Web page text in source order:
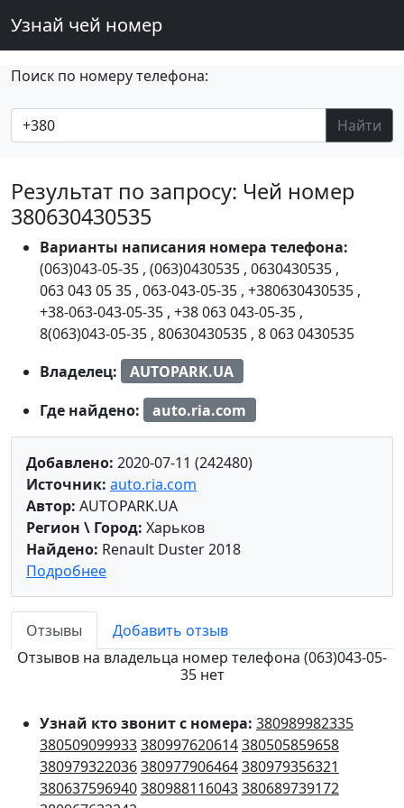
Узнай чей номер
Поиск по номеру телефона:
Найти
Результат по запросу: Чей номер
380630430535
Варианты написания номера телефона:
(063)043-05-35 , (063)0430535 , 0630430535 ,
063 043 05 35 , 063-043-05-35 , +380630430535 ,
+38-063-043-05-35 , +38 063 043-05-35 ,
8(063)043-05-35 , 80630430535 , 8 063 0430535
Владелец:
AUTOPARK.UA
Где найдено:
auto.ria.com
Добавлено: 2020-07-11 (242480)
Источник: auto.ria.com
Автор: AUTOPARK.UA
Регион \ Город: Харьков
Найдено: Renault Duster 2018
Подробнее
Отзывы
Добавить отзыв
Отзывов на владельца номер телефона (063)043-05-
35 нет
Узнай кто звонит с номера: 380989982335
380509099933380997620614380505859658
380979322036380977906464380979356321
380637596940380988116043380689739172